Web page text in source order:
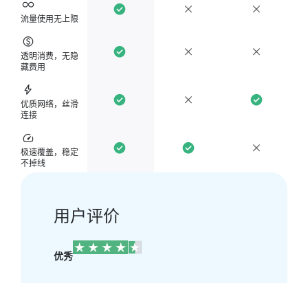
流量使用无上限
透明消费，无隐
藏费用
优质网络，丝滑
连接
极速覆盖，稳定
不掉线
用户评价
优秀